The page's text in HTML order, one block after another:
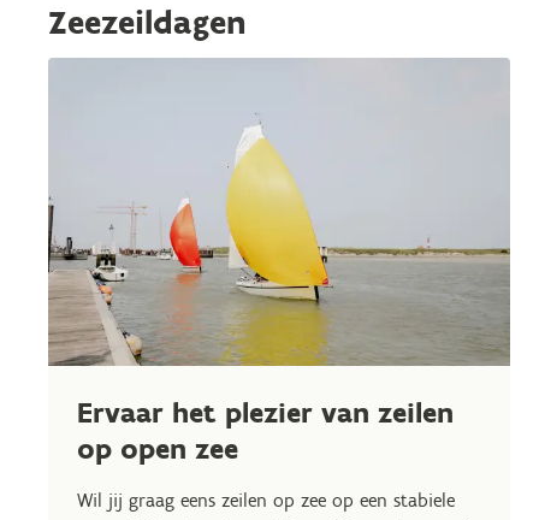
Zeezeildagen
Ervaar het plezier van zeilen
op open zee
Wil jij graag eens zeilen op zee op een stabiele